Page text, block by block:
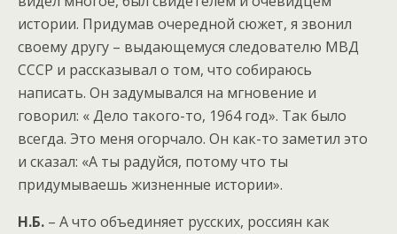
истории. Придумав очередной сюжет, я звонил
своему другу – выдающемуся следователю МВД
СССР и рассказывал о том, что собираюсь
написать. Он задумывался на мгновение и
говорил: « Дело такого-то, 1964 год». Так было
всегда. Это меня огорчало. Он как-то заметил это
и сказал: «А ты радуйся, потому что ты
придумываешь жизненные истории».
Н.Б. – А что объединяет русских, россиян как